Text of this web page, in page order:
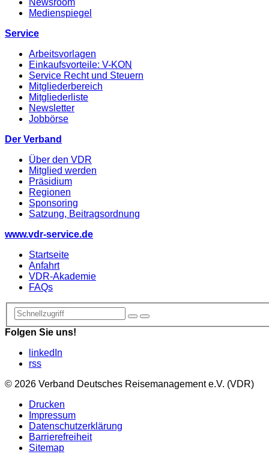
Newsroom
Medienspiegel
Service
Arbeitsvorlagen
Einkaufsvorteile: V-KON
Service Recht und Steuern
Mitgliederbereich
Mitgliederliste
Newsletter
Jobbörse
Der Verband
Über den VDR
Mitglied werden
Präsidium
Regionen
Sponsoring
Satzung, Beitragsordnung
www.vdr-service.de
Startseite
Anfahrt
VDR-Akademie
FAQs
Folgen Sie uns!
linkedIn
rss
© 2026 Verband Deutsches Reisemanagement e.V. (VDR)
Drucken
Impressum
Datenschutzerklärung
Barrierefreiheit
Sitemap